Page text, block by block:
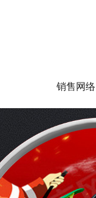
销售网络